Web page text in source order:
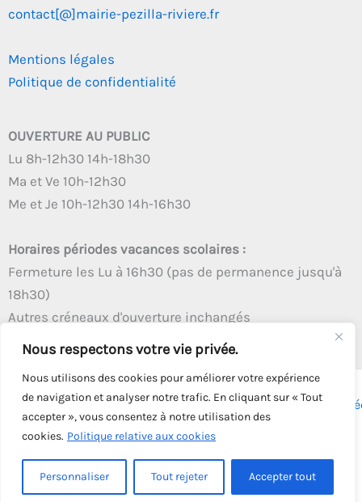
Nous respectons votre vie privée.
Nous utilisons des cookies pour améliorer votre expérience
de navigation et analyser notre trafic. En cliquant sur « Tout
accepter », vous consentez à notre utilisation des
cookies. Politique relative aux cookies
Personnaliser Tout rejeter Accepter tout
contact[@]mairie-pezilla-riviere.fr
Mentions légales
Politique de confidentialité
OUVERTURE AU PUBLIC
Lu 8h-12h30 14h-18h30
Ma et Ve 10h-12h30
Me et Je 10h-12h30 14h-16h30
Horaires périodes vacances scolaires :
Fermeture les Lu à 16h30 (pas de permanence jusqu'à
18h30)
Autres créneaux d'ouverture inchangés
Copyright © 2026 - Tous droits réservés - | Webmaster